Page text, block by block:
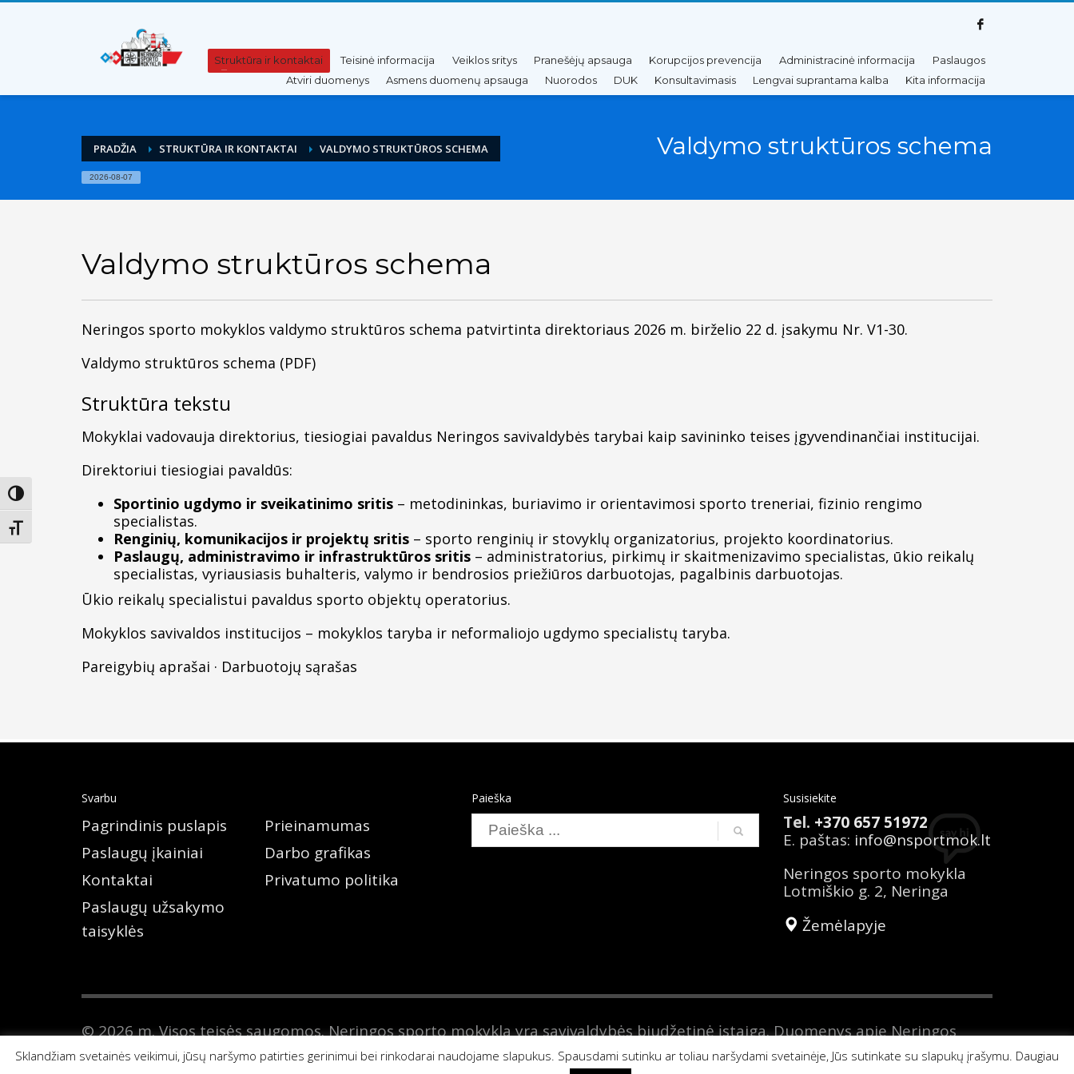
Pereiti
Pereiti
Įjungti didesnį kontrastą
Keisti teksto dydį
Struktūra ir kontaktai Teisinė informacija Veiklos sritys Pranešėjų apsauga Korupcijos prevencija Administracinė informacija
Paslaugos
Atviri duomenys
Asmens duomenų apsauga Nuorodos DUK Konsultavimasis Lengvai suprantama kalba Kita informacija
PRADŽIA STRUKTŪRA IR KONTAKTAI VALDYMO STRUKTŪROS SCHEMA
2026-08-07
Valdymo struktūros schema
Valdymo struktūros schema
Neringos sporto mokyklos valdymo struktūros schema patvirtinta direktoriaus 2026 m. birželio 22 d. įsakymu Nr. V1-30.
Valdymo struktūros schema (PDF)
Struktūra tekstu
Mokyklai vadovauja direktorius, tiesiogiai pavaldus Neringos savivaldybės tarybai kaip savininko teises įgyvendinančiai institucijai.
Direktoriui tiesiogiai pavaldūs:
Sportinio ugdymo ir sveikatinimo sritis – metodininkas, buriavimo ir orientavimosi sporto treneriai, fizinio rengimo
specialistas.
Renginių, komunikacijos ir projektų sritis – sporto renginių ir stovyklų organizatorius, projekto koordinatorius.
Paslaugų, administravimo ir infrastruktūros sritis – administratorius, pirkimų ir skaitmenizavimo specialistas, ūkio reikalų
specialistas, vyriausiasis buhalteris, valymo ir bendrosios priežiūros darbuotojas, pagalbinis darbuotojas.
Ūkio reikalų specialistui pavaldus sporto objektų operatorius.
Mokyklos savivaldos institucijos – mokyklos taryba ir neformaliojo ugdymo specialistų taryba.
Pareigybių aprašai · Darbuotojų sąrašas
Svarbu
Pagrindinis puslapis
Prieinamumas
Paslaugų įkainiai
Darbo grafikas
Kontaktai
Privatumo politika
Paslaugų užsakymo
taisyklės
Paieška
Search
Susisiekite
Tel. +370 657 51972
E. paštas: info@nsportmok.lt
Neringos sporto mokykla
Lotmiškio g. 2, Neringa
Žemėlapyje
© 2026 m. Visos teisės saugomos. Neringos sporto mokykla yra savivaldybės biudžetinė įstaiga. Duomenys apie Neringos
sporto mokyklą kaupiami ir saugomi Juridinių asmenų registre. Lotmiškio g. 2 Neringa. Kodas 191716537. Tel. nr. +370 657
51972. E. paštasinfo@nsportmok.lt.
Sklandžiam svetainės veikimui, jūsų naršymo patirties gerinimui bei rinkodarai naudojame slapukus. Spausdami sutinku ar toliau naršydami svetainėje, Jūs sutinkate su slapukų įrašymu. Daugiau